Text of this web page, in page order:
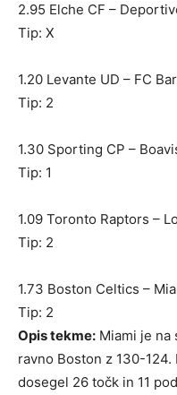
2.95 Elche CF –
Tip: X
1.20 Levante UD – FC
Tip: 2
1.30 Sporting CP –
Tip: 1
1.09 Toronto Raptors –
Tip: 2
1.73 Boston Celtics –
Tip: 2
Opis tekme: Miami je na
ravno Boston z 130-
dosegel 26 točk in 11